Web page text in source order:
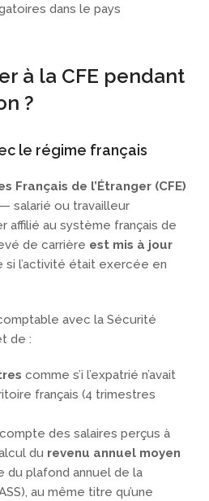
dans le pays
à la CFE pendant
?
le régime français
Français de l’Étranger (CFE)
salarié ou travailleur
affilié au système français de
de carrière est mis à jour
si l’activité était exercée en
avec la Sécurité
de :
comme s’i l’expatrié n’avait
français (4 trimestres
des salaires perçus à
du revenu annuel moyen
du plafond annuel de la
au même titre qu’une